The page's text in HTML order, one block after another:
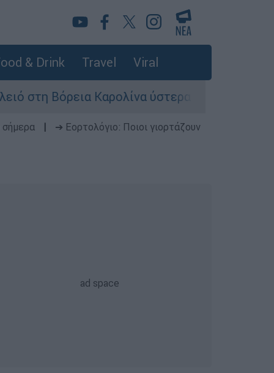
& Drink Travel Viral
Καρολίνα ύστερα από πυροβολισμούς:
➔ Εορτολόγιο: Ποιοι γιορτάζουν